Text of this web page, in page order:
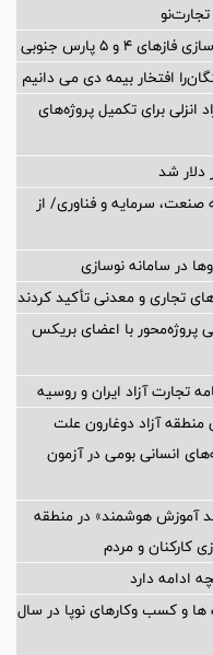
و ۵ پارس جنوبی
افتخار بیمه دی می دانیم
برای تكمیل پروژه‌های
صنعت، سرمایه و فناوری/ از
در سامانه نوسازی
تجاری و معدنی تأکید کردند
پروژه‌محور با اعضای بریکس
تجارت آزاد ایران و روسیه
آزاد دوغارون علت
انسانی بومی در آزمون
آموزش هوشمند» در منطقه
کارکنان و مردم
ادامه دارد
و کسب وکارهای نوپا در سال